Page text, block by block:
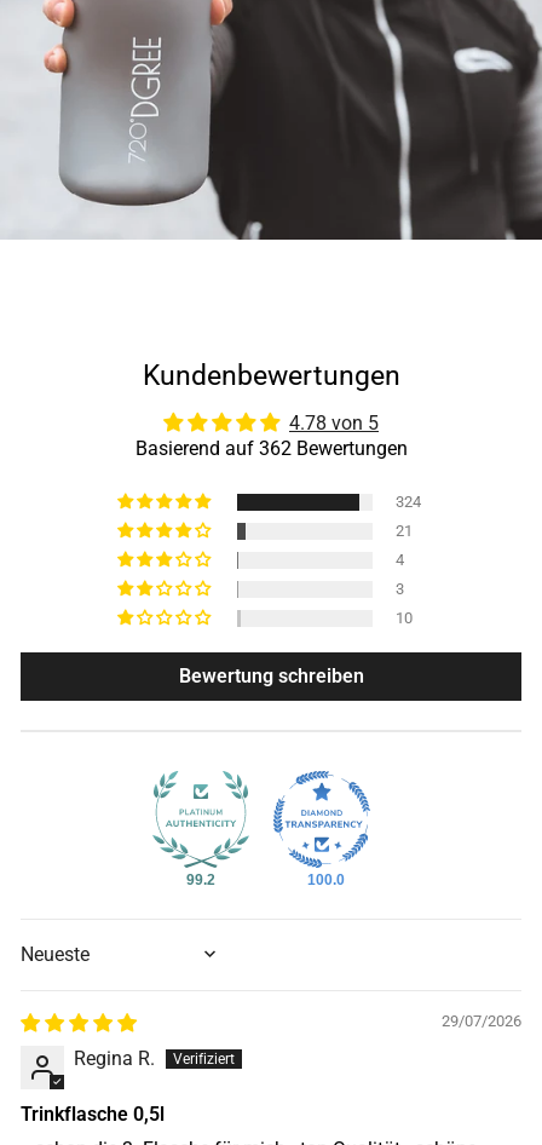
Kundenbewertungen
4.78 von 5
Basierend auf 362 Bewertungen
324
21
4
3
10
Bewertung schreiben
99.2 100.0
SORT BY
29/07/2026
Regina R.
Trinkflasche 0,5l